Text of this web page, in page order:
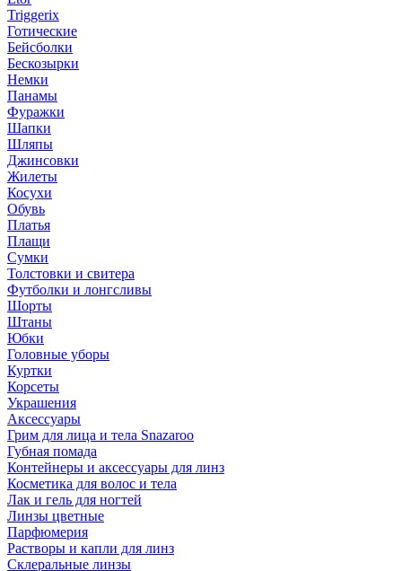
Triggerix
Готические
Бейсболки
Бескозырки
Немки
Панамы
Фуражки
Шапки
Шляпы
Джинсовки
Жилеты
Косухи
Обувь
Платья
Плащи
Сумки
Толстовки и свитера
Футболки и лонгсливы
Шорты
Штаны
Юбки
Головные уборы
Куртки
Корсеты
Украшения
Аксессуары
Грим для лица и тела Snazaroo
Губная помада
Контейнеры и аксессуары для линз
Косметика для волос и тела
Лак и гель для ногтей
Линзы цветные
Парфюмерия
Растворы и капли для линз
Склеральные линзы